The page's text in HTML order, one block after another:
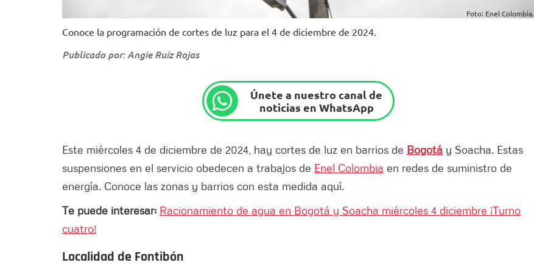
Foto: Enel Colombia.
Conoce la programación de cortes de luz para el 4 de diciembre de 2024.
Publicado por: Angie Ruíz Rojas
Únete a nuestro canal de
noticias en WhatsApp
Este miércoles 4 de diciembre de 2024, hay cortes de luz en barrios de Bogotá y Soacha. Estas
suspensiones en el servicio obedecen a trabajos de Enel Colombia en redes de suministro de
energía. Conoce las zonas y barrios con esta medida aquí.
Te puede interesar: Racionamiento de agua en Bogotá y Soacha miércoles 4 diciembre ¡Turno
cuatro!
Localidad de Fontibón